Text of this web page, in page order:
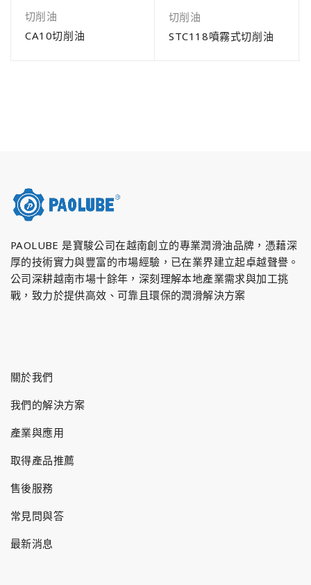
切削油
CA10切削油
切削油
STC118噴霧式切削油
PAOLUBE 是寶駿公司在越南創立的專業潤滑油品牌，憑藉深
厚的技術實力與豐富的市場經驗，已在業界建立起卓越聲譽。
公司深耕越南市場十餘年，深刻理解本地產業需求與加工挑
戰，致力於提供高效、可靠且環保的潤滑解決方案
關於我們
我們的解決方案
產業與應用
取得產品推薦
售後服務
常見問與答
最新消息